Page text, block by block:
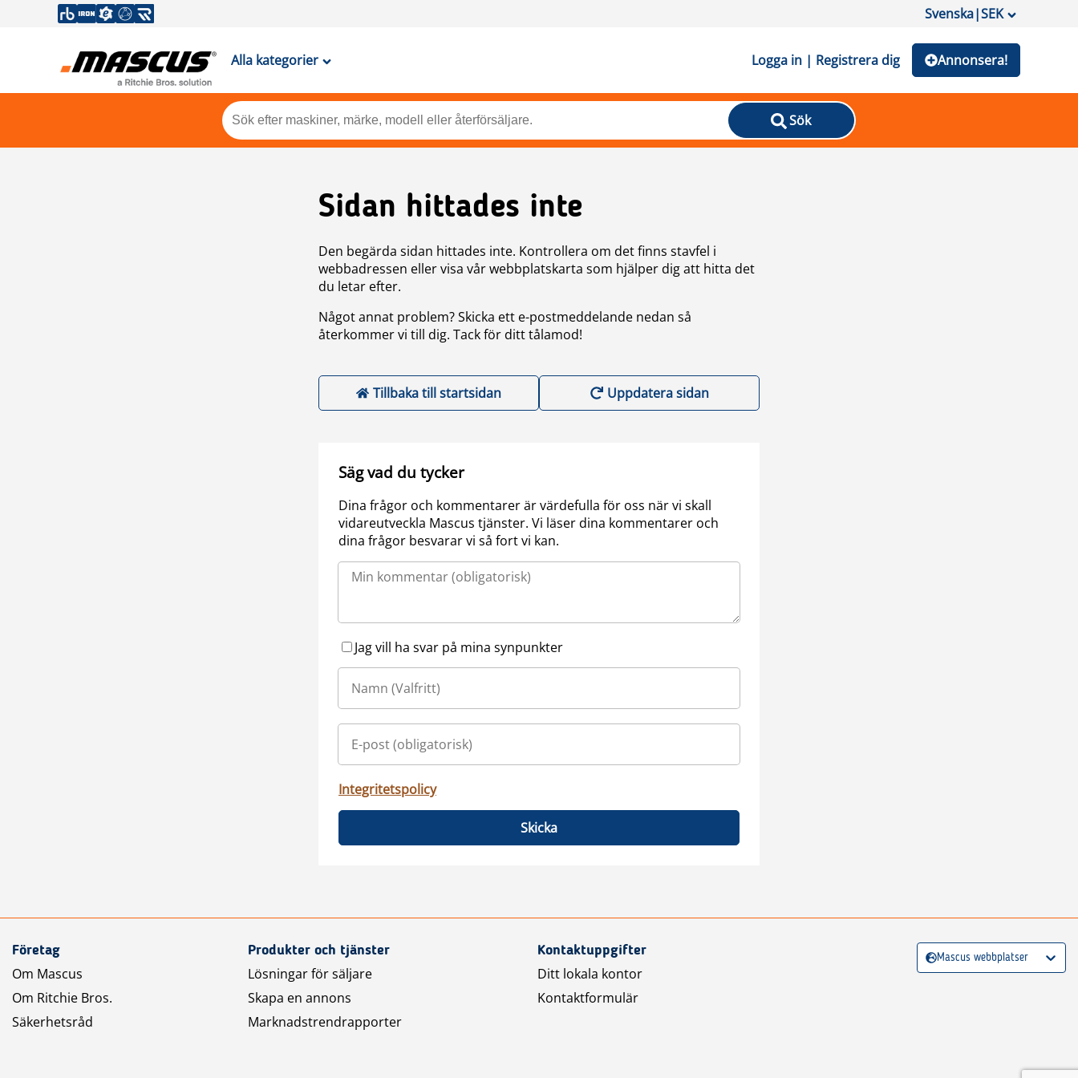
Svenska|SEK
Alla kategorier Logga in | Registrera dig Annonsera!
Sök
Sidan hittades inte
Den begärda sidan hittades inte. Kontrollera om det finns stavfel i
webbadressen eller visa vår webbplatskarta som hjälper dig att hitta det
du letar efter.
Något annat problem? Skicka ett e-postmeddelande nedan så
återkommer vi till dig. Tack för ditt tålamod!
Tillbaka till startsidan Uppdatera sidan
Säg vad du tycker
Dina frågor och kommentarer är värdefulla för oss när vi skall
vidareutveckla Mascus tjänster. Vi läser dina kommentarer och
dina frågor besvarar vi så fort vi kan.
Jag vill ha svar på mina synpunkter
Integritetspolicy
Skicka
Företag
Om Mascus
Om Ritchie Bros.
Säkerhetsråd
Produkter och tjänster
Lösningar för säljare
Skapa en annons
Marknadstrendrapporter
Kontaktuppgifter
Ditt lokala kontor
Kontaktformulär
Mascus webbplatser